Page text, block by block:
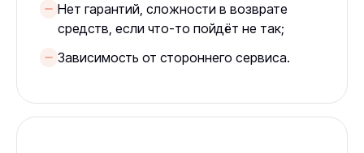
Нет гарантий, сложности в возврате
средств, если что-то пойдёт не так;
Зависимость от стороннего сервиса.